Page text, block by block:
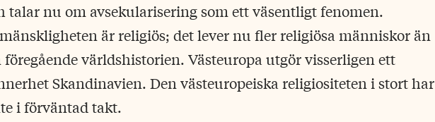
talar nu om avsekularisering som ett väsentligt fenomen.
är religiös; det lever nu fler religiösa människor än
världshistorien. Väst­europa utgör visserligen ett
Skandinavien. Den västeuropeiska religiositeten i stort har
i förväntad takt.